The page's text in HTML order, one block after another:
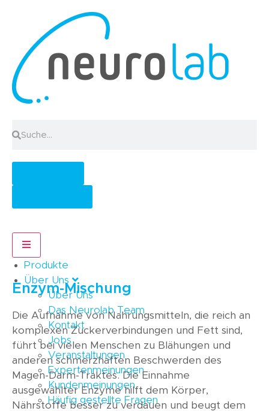
Produkte
Über Uns
Über Uns
Das Neurolab Team
Kontakt
Jobs
Veranstaltungen
Expertenmeinungen
Kundenmeinungen
Häufig gestellte Fragen
Hamburger Toggle Menu
Enzym-Mischung
Die Aufnahme von Nahrungsmitteln, die reich an
komplexen Zuckerverbindungen und Fett sind,
führt bei vielen Menschen zu Blähungen und
anderen schmerzhaften Beschwerden des
Magen-Darm-Traktes. Die Einnahme
ausgewählter Enzyme hilft dem Körper,
Nährstoffe besser zu verdauen und beugt dem